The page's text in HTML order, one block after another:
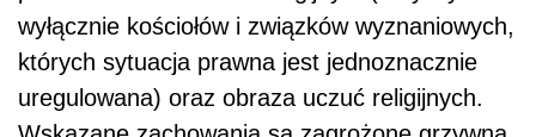
wyłącznie kościołów i związków wyznaniowych,
których sytuacja prawna jest jednoznacznie
uregulowana) oraz obraza uczuć religijnych.